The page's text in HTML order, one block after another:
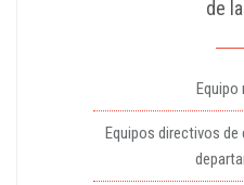
de
Equipo
Equipos directivos